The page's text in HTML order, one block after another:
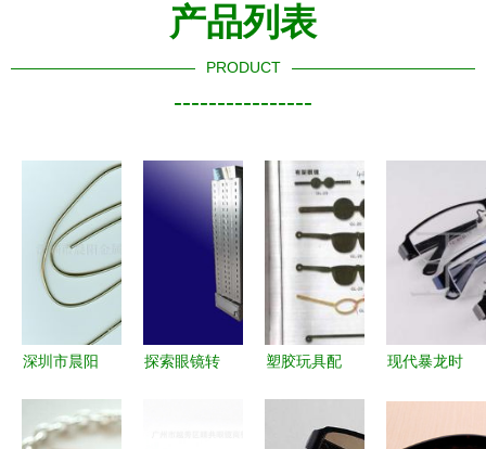
产品列表
PRODUCT
----------------
深圳市晨阳
眼镜及配件
探索眼镜转
塑胶玩具配
玩具到创意
现代暴龙时